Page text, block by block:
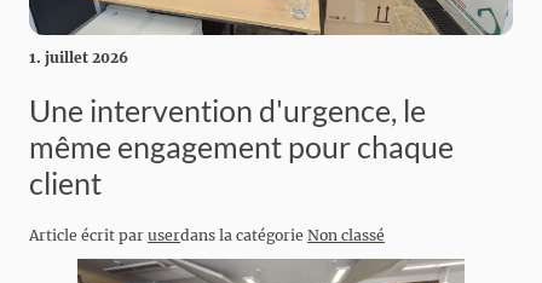
1. juillet 2026
Une intervention d'urgence, le
même engagement pour chaque
client
Article écrit par userdans la catégorie Non classé